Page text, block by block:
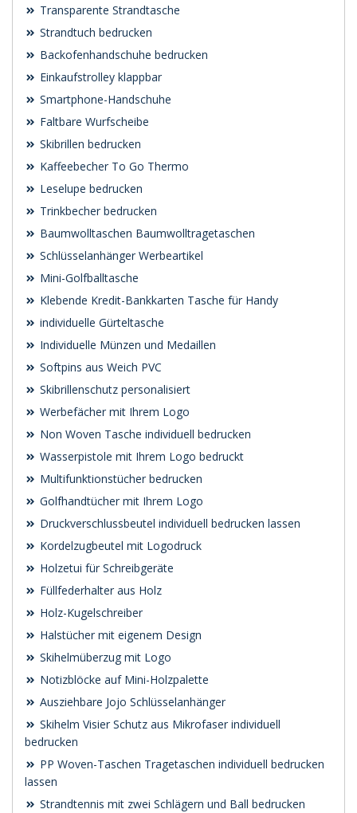
Transparente Strandtasche
Strandtuch bedrucken
Backofenhandschuhe bedrucken
Einkaufstrolley klappbar
Smartphone-Handschuhe
Faltbare Wurfscheibe
Skibrillen bedrucken
Kaffeebecher To Go Thermo
Leselupe bedrucken
Trinkbecher bedrucken
Baumwolltaschen Baumwolltragetaschen
Schlüsselanhänger Werbeartikel
Mini-Golfballtasche
Klebende Kredit-Bankkarten Tasche für Handy
individuelle Gürteltasche
Individuelle Münzen und Medaillen
Softpins aus Weich PVC
Skibrillenschutz personalisiert
Werbefächer mit Ihrem Logo
Non Woven Tasche individuell bedrucken
Wasserpistole mit Ihrem Logo bedruckt
Multifunktionstücher bedrucken
Golfhandtücher mit Ihrem Logo
Druckverschlussbeutel individuell bedrucken lassen
Kordelzugbeutel mit Logodruck
Holzetui für Schreibgeräte
Füllfederhalter aus Holz
Holz-Kugelschreiber
Halstücher mit eigenem Design
Skihelmüberzug mit Logo
Notizblöcke auf Mini-Holzpalette
Ausziehbare Jojo Schlüsselanhänger
Skihelm Visier Schutz aus Mikrofaser individuell
bedrucken
PP Woven-Taschen Tragetaschen individuell bedrucken
lassen
Strandtennis mit zwei Schlägern und Ball bedrucken